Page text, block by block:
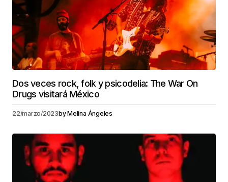
Dos veces rock, folk y psicodelia: The War On
Drugs visitará México
22/marzo/2023byMelina Ángeles